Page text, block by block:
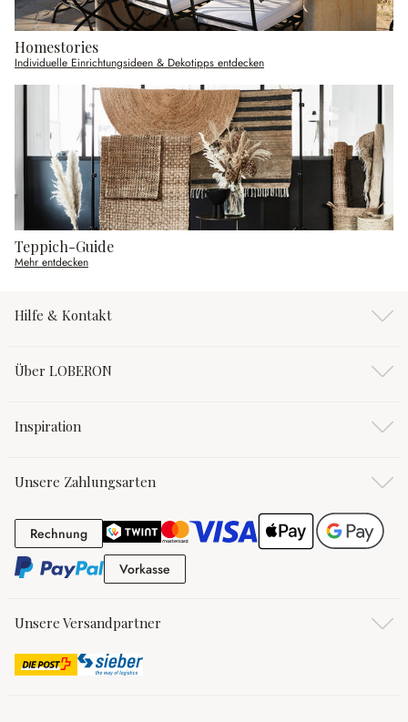
Homestories
Individuelle Einrichtungsideen & Dekotipps entdecken
Teppich-Guide
Mehr entdecken
Hilfe & Kontakt
Über LOBERON
Inspiration
Unsere Zahlungsarten
RechnungRechnung
Vorkasse
Unsere Versandpartner